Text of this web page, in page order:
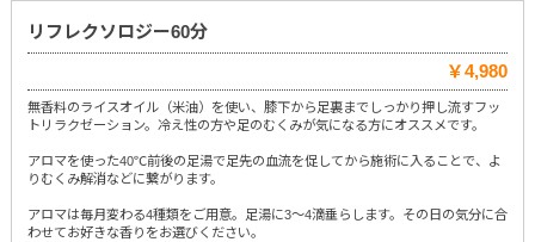
リフレクソロジー60分
￥4,980
無香料のライスオイル（米油）を使い、膝下から足裏までしっかり押し流すフッ
トリラクゼーション。冷え性の方や足のむくみが気になる方にオススメです。
アロマを使った40℃前後の足湯で足先の血流を促してから施術に入ることで、よ
りむくみ解消などに繋がります。
アロマは毎月変わる4種類をご用意。足湯に3～4滴垂らします。その日の気分に合
わせてお好きな香りをお選びください。